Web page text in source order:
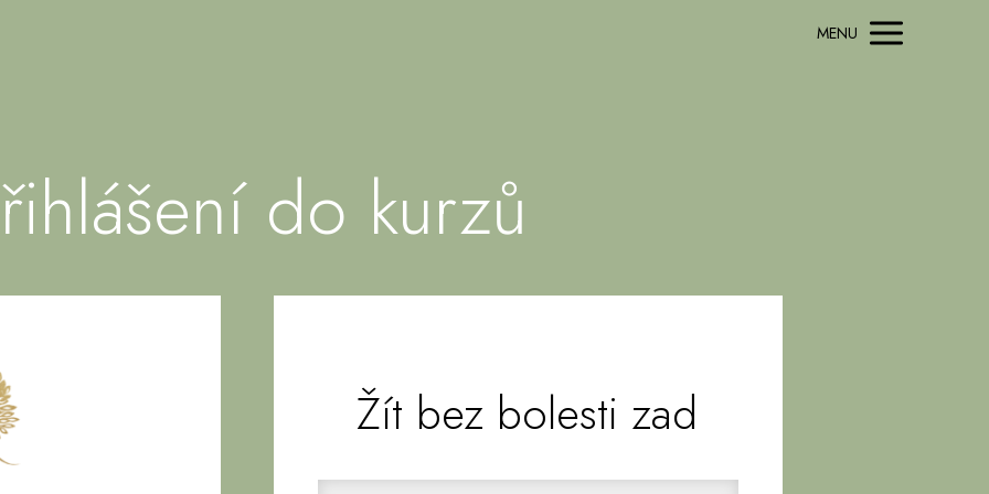
MENU
do kurzů
Žít bez bolesti zad